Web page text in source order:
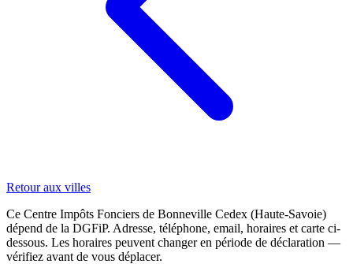
Retour aux villes
Ce Centre Impôts Fonciers de Bonneville Cedex (Haute-Savoie)
dépend de la DGFiP. Adresse, téléphone, email, horaires et carte ci-
dessous. Les horaires peuvent changer en période de déclaration —
vérifiez avant de vous déplacer.